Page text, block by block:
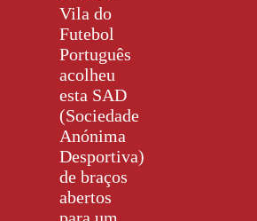
Vila do
Futebol
Português
acolheu
esta SAD
(Sociedade
Anónima
Desportiva)
de braços
abertos